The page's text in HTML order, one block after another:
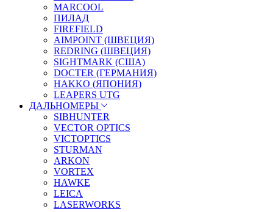
MARCOOL
ПИЛАД
FIREFIELD
AIMPOINT (ШВЕЦИЯ)
REDRING (ШВЕЦИЯ)
SIGHTMARK (США)
DOCTER (ГЕРМАНИЯ)
HAKKO (ЯПОНИЯ)
LEAPERS UTG
ДАЛЬНОМЕРЫ
SIBHUNTER
VECTOR OPTICS
VICTOPTICS
STURMAN
ARKON
VORTEX
HAWKE
LEICA
LASERWORKS